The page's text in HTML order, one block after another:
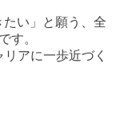
い」と願う、全
す。
アに一歩近づく